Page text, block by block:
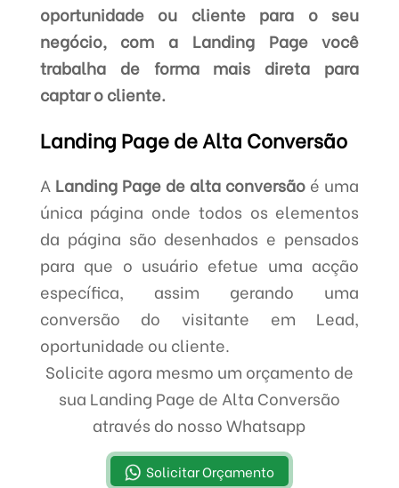
oportunidade ou cliente para o seu
negócio, com a Landing Page você
trabalha de forma mais direta para
captar o cliente.
Landing Page de Alta Conversão
A Landing Page de alta conversão é uma
única página onde todos os elementos
da página são desenhados e pensados
para que o usuário efetue uma acção
específica, assim gerando uma
conversão do visitante em Lead,
oportunidade ou cliente.
Solicite agora mesmo um orçamento de
sua Landing Page de Alta Conversão
através do nosso Whatsapp
Solicitar Orçamento